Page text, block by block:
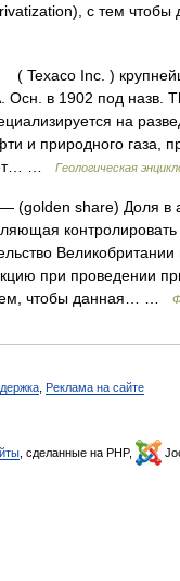
с тем
Inc. )
в 1902 под назв.
на
и природного газа,
…
Геологическая
— (golden share) Доля в
Великобритании
при проведении
чтобы данная… …
Реклама на сайте
, сделанные на PHP,